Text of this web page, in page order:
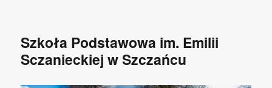
Szkoła Podstawowa im. Emilii
Sczanieckiej w Szczańcu